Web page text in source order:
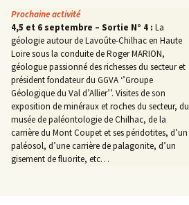
Prochaine activité
4,5 et 6 septembre – Sortie N° 4 : La
géologie autour de Lavoûte-Chilhac en Haute
Loire sous la conduite de Roger MARION,
géologue passionné des richesses du secteur et
président fondateur du GGVA ‘’Groupe
Géologique du Val d’Allier’’. Visites de son
exposition de minéraux et roches du secteur, du
musée de paléontologie de Chilhac, de la
carrière du Mont Coupet et ses péridotites, d’un
paléosol, d’une carrière de palagonite, d’un
gisement de fluorite, etc…